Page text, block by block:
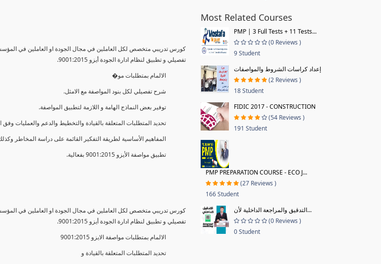
كورس تدريبي متخصص لكل العاملين في مجال الجودة او العاملين في
تفصيلي و تطبيق لنظام ادارة الجودة أيزو 9001:2015.
الالمام بمتطلبات مو�
شرح تفصيلي لكل بنود المواصفة مع الامثل.
توفير بعض النماذج الهامة و اللازمة لتطبيق المواصفة.
تحديد المتطلبات المتعلقة بالقيادة والتخطيط والدعم والعمليات وفق
المفاهيم الأساسية لطريقة التفكير القائمة على دراسة المخاطر
تطبيق مواصفة الأيزو 9001:2015 بفعالية.
كورس تدريبي متخصص لكل العاملين في مجال الجودة او العاملين في
تفصيلي و تطبيق لنظام ادارة الجودة أيزو 9001:2015.
الالمام بمتطلبات مواصفة الايزو 9001:2015
تحديد المتطلبات المتعلقة بالقيادة و
Most Related Courses
PMP | 3 Full Tests + 11 Tests...
(0 Reviews )
9 Student
إعداد كراسات الشروط والمواصفات
(2 Reviews )
18 Student
FIDIC 2017 - CONSTRUCTION
(54 Reviews )
191 Student
PMP PREPARATION COURSE - ECO J...
(27 Reviews )
166 Student
التدقيق والمراجعة الداخلية لأن...
(0 Reviews )
0 Student